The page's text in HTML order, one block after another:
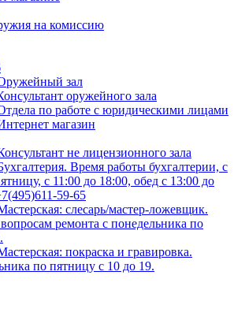
на комиссию
зал
оружейного зала
по работе с юридическими лицами
магазин
не лицензионного зала
Время работы бухгалтерии, с
с 11:00 до 18:00, обед с 13:00 до
59-65
слесарь/мастер-ложевщик.
ремонта с понедельника по
покраска и гравировка.
по пятницу с 10 до 19.